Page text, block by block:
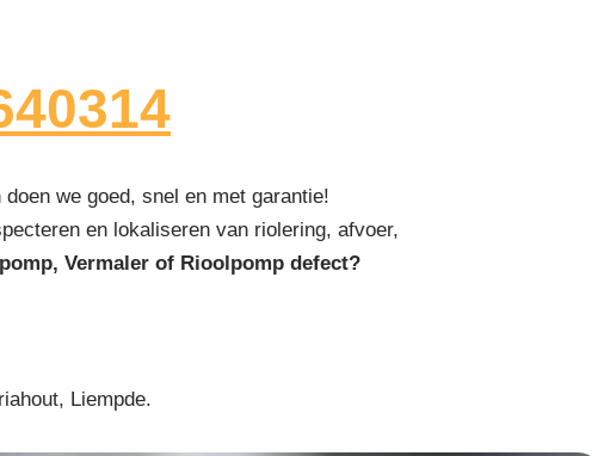
we goed, snel en met garantie!
en lokaliseren van riolering, afvoer,
Vermaler of Rioolpomp defect?
Liempde.